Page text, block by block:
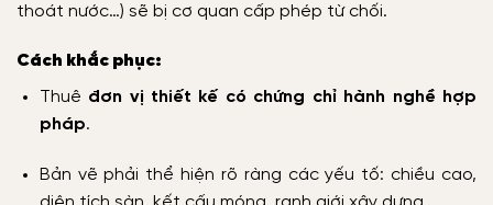
thoát nước…) sẽ bị cơ quan cấp phép từ chối.
Cách khắc phục:
Thuê đơn vị thiết kế có chứng chỉ hành nghề hợp
pháp.
Bản vẽ phải thể hiện rõ ràng các yếu tố: chiều cao,